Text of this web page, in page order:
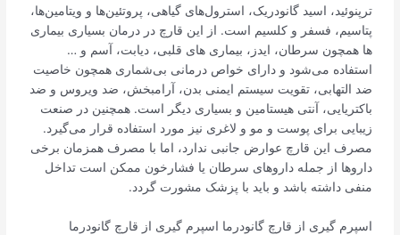
ترپنوئید، اسید گانودریک، استرول‌های گیاهی، پروتئین‌ها و ویتامین‌ها،
پتاسیم، فسفر و کلسیم است. از این قارچ در درمان بسیاری بیماری­‌
ها همچون سرطان، ایدز، بیماری‌ های قلبی، دیابت، آسم و …
استفاده می‌شود و دارای خواص درمانی بی‌­شماری همچون خاصیت
ضد التهابی، تقویت سیستم ایمنی بدن، آرامبخش، ضد ویروس و ضد
باکتریایی، آنتی هیستامین و بسیاری دیگر است. همچنین در صنعت
زیبایی برای پوست و مو و لاغری نیز مورد استفاده قرار می­‌گیرد.
مصرف این قارچ عوارض جانبی ندارد، اما با مصرف همزمان برخی
دارو‌ها از جمله دارو‌های سرطان یا فشارخون ممکن است تداخل
منفی داشته باشد و باید با پزشک مشورت گردد.
اسپرم گیری از قارچ گانودرما اسپرم گیری از قارچ گانودرما